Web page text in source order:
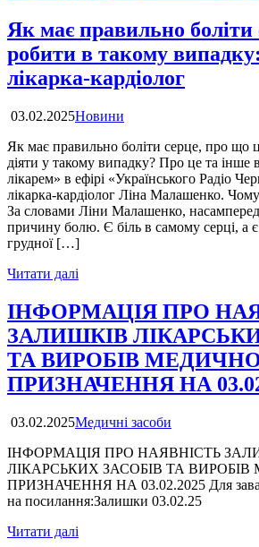
Як має правильно боліти
робити в такому
лікарка-кардіолог
03.02.2025Новини
Як має правильно боліти серце, про що
діяти у такому випадку? Про це та інше
лікарем» в ефірі «Українського Радіо
лікарка-кардіолог Ліна Малашенко.
За словами Ліни Малашенко, насамперед
причину болю. Є біль в самому серці, а є
грудної […]
Читати далі
ІНФОРМАЦІЯ ПРО
ЗАЛИШКІВ
ТА ВИРОБІВ
ПРИЗНАЧЕННЯ НА
03.02.2025Медичні засоби
ІНФОРМАЦІЯ ПРО НАЯВНІСТЬ
ЛІКАРСЬКИХ ЗАСОБІВ ТА
ПРИЗНАЧЕННЯ НА 03.02.2025 Для
на посилання:Залишки 03.02.25
Читати далі